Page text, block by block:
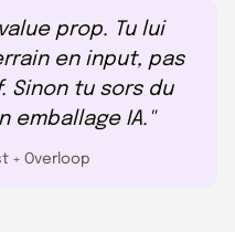
prop. Tu lui
en input, pas
Sinon tu sors du
emballage IA."
+ Overloop